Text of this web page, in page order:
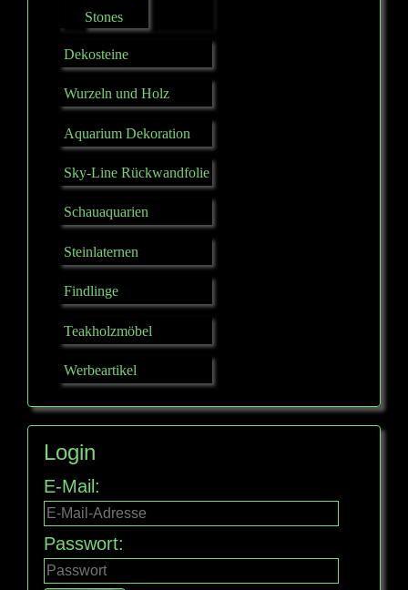
Stones
Dekosteine
Wurzeln und Holz
Aquarium Dekoration
Sky-Line Rückwandfolie
Schauaquarien
Steinlaternen
Findlinge
Teakholzmöbel
Werbeartikel
Login
E-Mail:
Passwort: